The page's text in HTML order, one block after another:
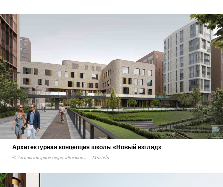
Архитектурная концепция школы «Новый взгляд»
© Архитектурное бюро «Восток» + Martela